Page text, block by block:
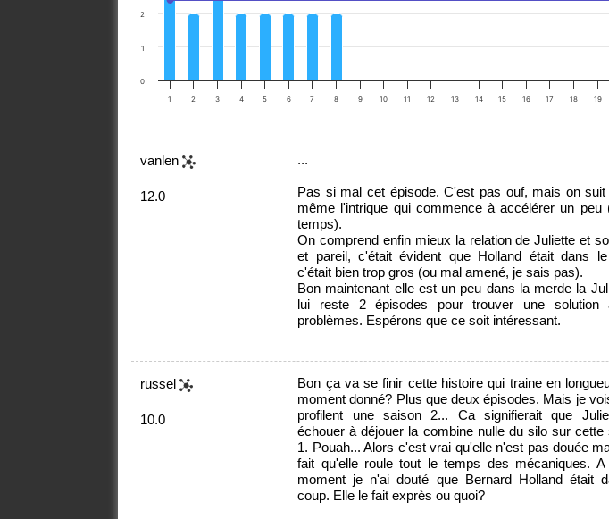
1 2 3 4 5 6 7 8 9 10 11 12 13 14 15 16 17 18 19
0
1
2
vanlen
12.0
...
Pas si mal cet épisode. C'est pas ouf, mais on suit
même l'intrique qui commence à accélérer un peu
temps).
On comprend enfin mieux la relation de Juliette et
et pareil, c'était évident que Holland était dans
c'était bien trop gros (ou mal amené, je sais pas).
Bon maintenant elle est un peu dans la merde la
lui reste 2 épisodes pour trouver une solution
problèmes. Espérons que ce soit intéressant.
russel
10.0
Bon ça va se finir cette histoire qui traine en
moment donné? Plus que deux épisodes. Mais je
profilent une saison 2... Ca signifierait que
échouer à déjouer la combine nulle du silo sur cette
1. Pouah... Alors c'est vrai qu'elle n'est pas douée
fait qu'elle roule tout le temps des mécaniques. A
moment je n'ai douté que Bernard Holland était
coup. Elle le fait exprès ou quoi?